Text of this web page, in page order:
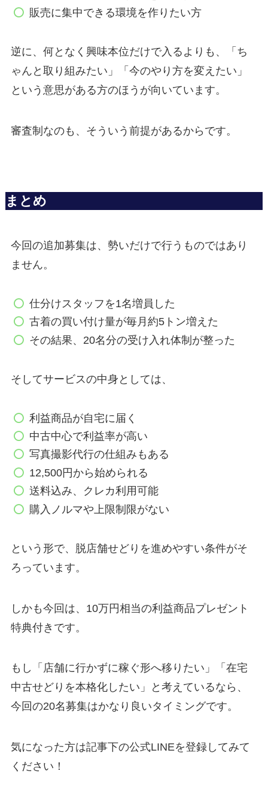
販売に集中できる環境を作りたい方
逆に、何となく興味本位だけで入るよりも、「ち
ゃんと取り組みたい」「今のやり方を変えたい」
という意思がある方のほうが向いています。
審査制なのも、そういう前提があるからです。
まとめ
今回の追加募集は、勢いだけで行うものではあり
ません。
仕分けスタッフを1名増員した
古着の買い付け量が毎月約5トン増えた
その結果、20名分の受け入れ体制が整った
そしてサービスの中身としては、
利益商品が自宅に届く
中古中心で利益率が高い
写真撮影代行の仕組みもある
12,500円から始められる
送料込み、クレカ利用可能
購入ノルマや上限制限がない
という形で、脱店舗せどりを進めやすい条件がそ
ろっています。
しかも今回は、10万円相当の利益商品プレゼント
特典付きです。
もし「店舗に行かずに稼ぐ形へ移りたい」「在宅
中古せどりを本格化したい」と考えているなら、
今回の20名募集はかなり良いタイミングです。
気になった方は記事下の公式LINEを登録してみて
ください！